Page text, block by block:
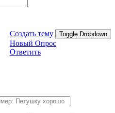
Создать тему Toggle Dropdown
Новый Опрос
Ответить